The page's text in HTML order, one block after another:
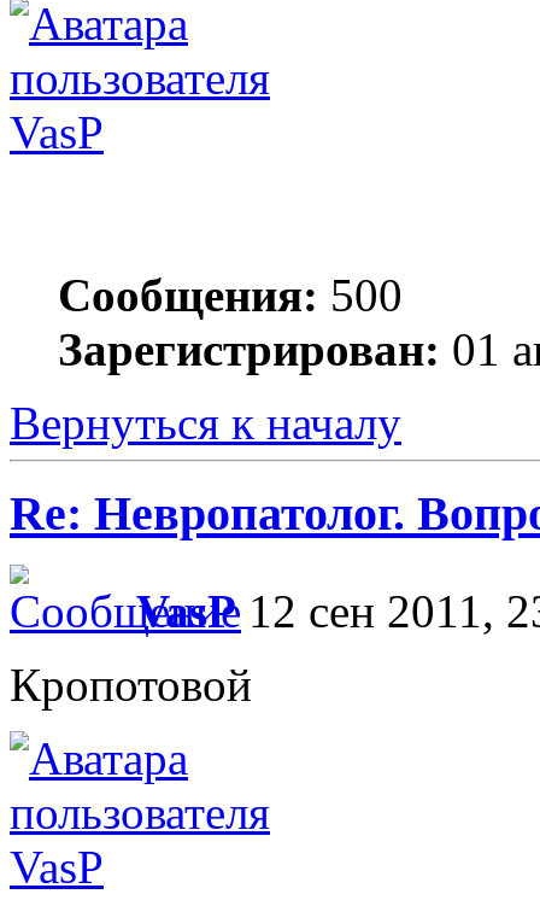
VasP
Сообщения: 500
Зарегистрирован: 01
Вернуться к началу
Re: Невропатолог.
VasP12 сен 2011,
Кропотовой
VasP